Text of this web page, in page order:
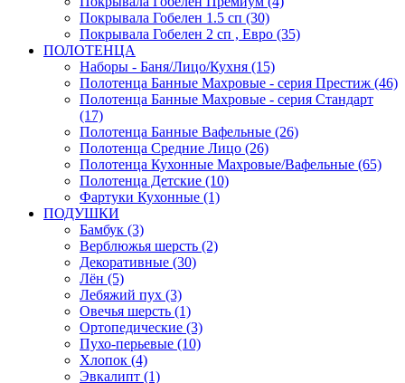
Покрывала Гобелен 1.5 сп (30)
Покрывала Гобелен 2 сп , Евро (35)
ПОЛОТЕНЦА
Наборы - Баня/Лицо/Кухня (15)
Полотенца Банные Махровые - серия Престиж (46)
Полотенца Банные Махровые - серия Стандарт
(17)
Полотенца Банные Вафельные (26)
Полотенца Средние Лицо (26)
Полотенца Кухонные Махровые/Вафельные (65)
Полотенца Детские (10)
Фартуки Кухонные (1)
ПОДУШКИ
Бамбук (3)
Верблюжья шерсть (2)
Декоративные (30)
Лён (5)
Лебяжий пух (3)
Овечья шерсть (1)
Ортопедические (3)
Пухо-перьевые (10)
Хлопок (4)
Эвкалипт (1)